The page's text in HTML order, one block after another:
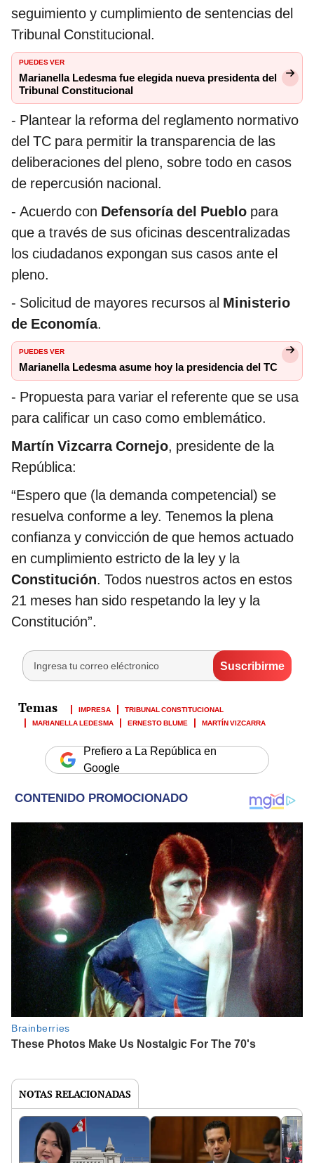
seguimiento y cumplimiento de sentencias del
Tribunal Constitucional.
PUEDES VER
Marianella Ledesma fue elegida nueva presidenta del
Tribunal Constitucional
- Plantear la reforma del reglamento normativo
del TC para permitir la transparencia de las
deliberaciones del pleno, sobre todo en casos
de repercusión nacional.
- Acuerdo con Defensoría del Pueblo para
que a través de sus oficinas descentralizadas
los ciudadanos expongan sus casos ante el
pleno.
- Solicitud de mayores recursos al Ministerio
de Economía.
PUEDES VER
Marianella Ledesma asume hoy la presidencia del TC
- Propuesta para variar el referente que se usa
para calificar un caso como emblemático.
Martín Vizcarra Cornejo, presidente de la
República:
“Espero que (la demanda competencial) se
resuelva conforme a ley. Tenemos la plena
confianza y convicción de que hemos actuado
en cumplimiento estricto de la ley y la
Constitución. Todos nuestros actos en estos
21 meses han sido respetando la ley y la
Constitución”.
IMPRESA
TRIBUNAL CONSTITUCIONAL
MARIANELLA LEDESMA
ERNESTO BLUME MARTÍN VIZCARRA
Prefiero a La República en
Google
NOTAS RELACIONADAS